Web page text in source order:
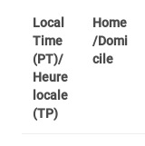
Local
Time
(PT)/
Heure
locale
(TP)
Home
/Domi
cile